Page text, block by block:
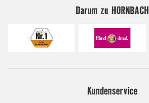
Darum zu HORNBACH
Kundenservice